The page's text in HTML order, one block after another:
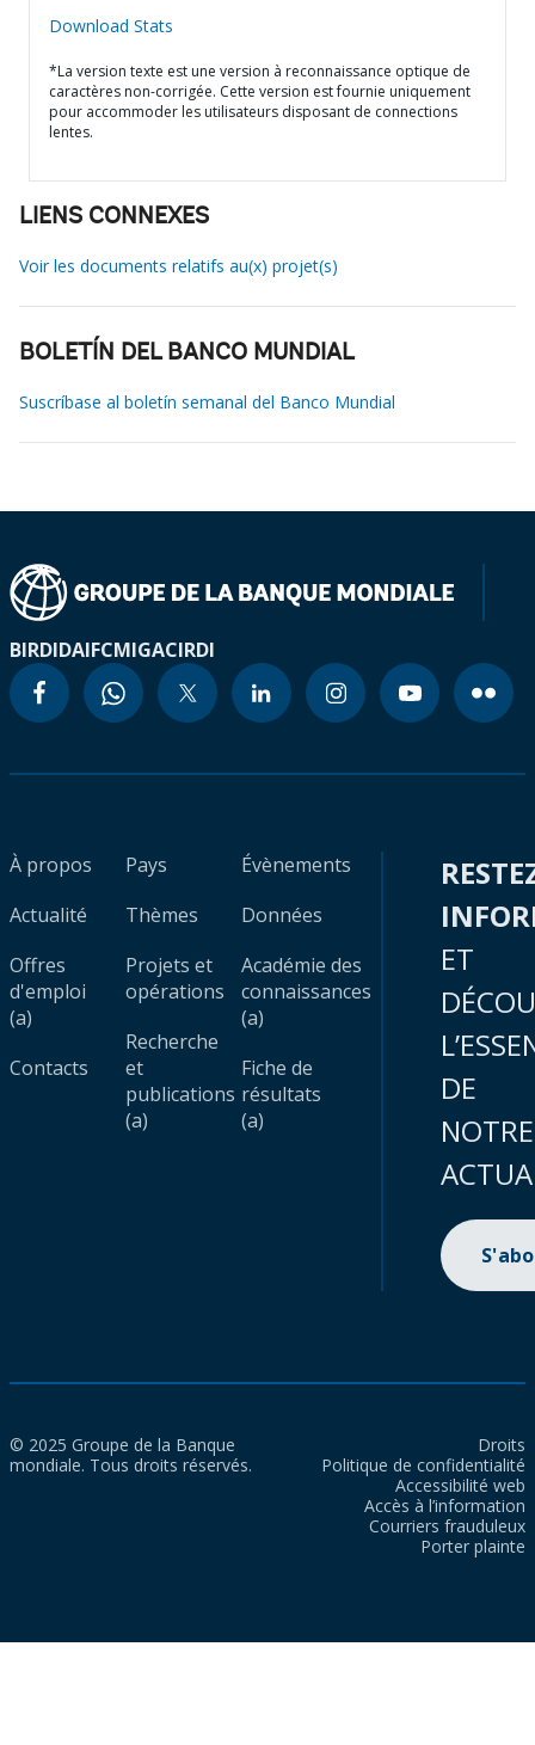
Download Stats
*La version texte est une version à reconnaissance optique de
caractères non-corrigée. Cette version est fournie uniquement
pour accommoder les utilisateurs disposant de connections
lentes.
LIENS CONNEXES
Voir les documents relatifs au(x) projet(s)
BOLETÍN DEL BANCO MUNDIAL
Suscríbase al boletín semanal del Banco Mundial
BIRDIDAIFCMIGACIRDI
À propos
Actualité
Offres
d'emploi
(a)
Contacts
Pays
Thèmes
Projets et
opérations
Recherche
et
publications
(a)
Évènements
Données
Académie des
connaissances
(a)
Fiche de
résultats
(a)
ET
DE
NOTRE
© 2025 Groupe de la Banque
mondiale. Tous droits réservés.
Droits
Politique de confidentialité
Accessibilité web
Accès à l’information
Courriers frauduleux
Porter plainte